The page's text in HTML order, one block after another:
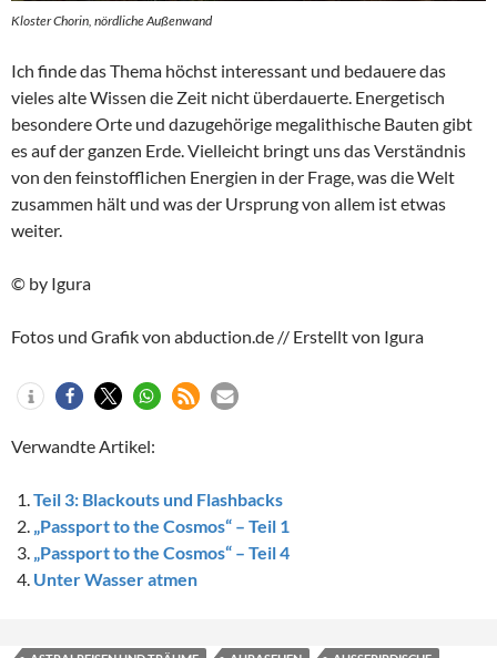
Kloster Chorin, nördliche Außenwand
Ich finde das Thema höchst interessant und bedauere das
vieles alte Wissen die Zeit nicht überdauerte. Energetisch
besondere Orte und dazugehörige megalithische Bauten gibt
es auf der ganzen Erde. Vielleicht bringt uns das Verständnis
von den feinstofflichen Energien in der Frage, was die Welt
zusammen hält und was der Ursprung von allem ist etwas
weiter.
© by Igura
Fotos und Grafik von abduction.de // Erstellt von Igura
Verwandte Artikel:
Teil 3: Blackouts und Flashbacks
„Passport to the Cosmos“ – Teil 1
„Passport to the Cosmos“ – Teil 4
Unter Wasser atmen